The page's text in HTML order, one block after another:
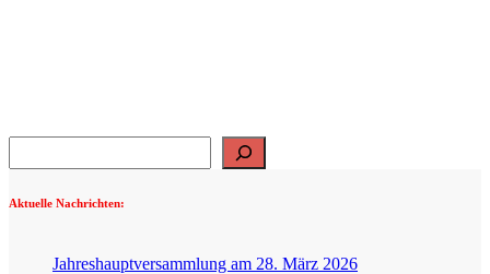
Aktuelle Nachrichten:
Jahreshauptversammlung am 28. März 2026